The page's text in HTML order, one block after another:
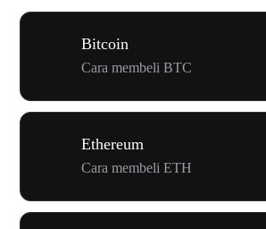
Bitcoin
Cara membeli BTC
Ethereum
Cara membeli ETH